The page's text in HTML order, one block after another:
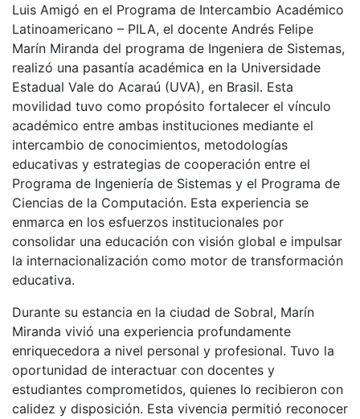
Luis Amigó en el Programa de Intercambio Académico
Latinoamericano – PILA, el docente Andrés Felipe
Marín Miranda del programa de Ingeniera de Sistemas,
realizó una pasantía académica en la Universidade
Estadual Vale do Acaraú (UVA), en Brasil. Esta
movilidad tuvo como propósito fortalecer el vínculo
académico entre ambas instituciones mediante el
intercambio de conocimientos, metodologías
educativas y estrategias de cooperación entre el
Programa de Ingeniería de Sistemas y el Programa de
Ciencias de la Computación. Esta experiencia se
enmarca en los esfuerzos institucionales por
consolidar una educación con visión global e impulsar
la internacionalización como motor de transformación
educativa.
Durante su estancia en la ciudad de Sobral, Marín
Miranda vivió una experiencia profundamente
enriquecedora a nivel personal y profesional. Tuvo la
oportunidad de interactuar con docentes y
estudiantes comprometidos, quienes lo recibieron con
calidez y disposición. Esta vivencia permitió reconocer